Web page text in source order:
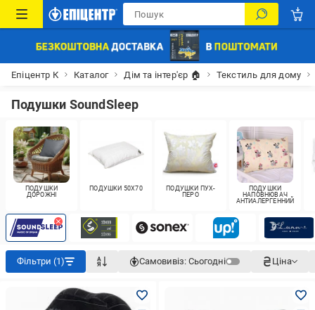
Епіцентр К Каталог Дім та інтер'єр 🏠 Текстиль для дому
Подушки SoundSleep
ПОДУШКИ
ДОРОЖНІ
ПОДУШКИ 50X70
ПОДУШКИ ПУХ-
ПЕРО
ПОДУШКИ
НАПОВНЮВАЧ
АНТИАЛЕРГЕННИЙ
Фільтри (1) Самовивіз: Сьогодні Ціна